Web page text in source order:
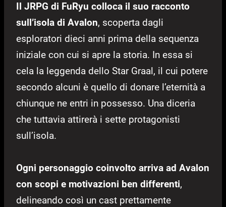
Il JRPG di FuRyu colloca il suo racconto
sull’isola di Avalon, scoperta dagli
esploratori dieci anni prima della sequenza
iniziale con cui si apre la storia. In essa si
cela la leggenda dello Star Graal, il cui potere
secondo alcuni è quello di donare l’eternità a
chiunque ne entri in possesso. Una diceria
che tuttavia attirerà i sette protagonisti
sull’isola.
Ogni personaggio coinvolto arriva ad Avalon
con scopi e motivazioni ben differenti,
delineando così un cast prettamente